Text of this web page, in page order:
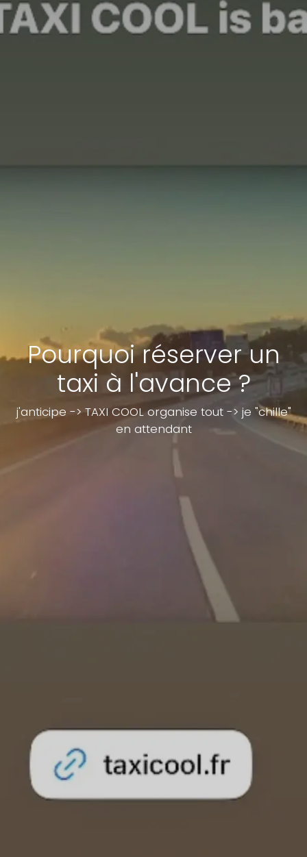
Pourquoi réserver un
taxi à l'avance ?
j'anticipe -> TAXI COOL organise tout -> je "chille"
en attendant